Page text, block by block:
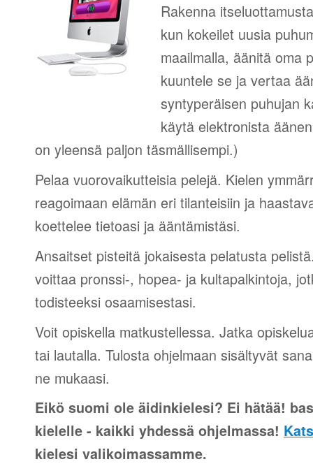
Rakenna
kun kokeilet uusia
maailmalla, äänitä oma
kuuntele se ja vertaa
syntyperäisen puhujan
käytä elektronista
on yleensä paljon täsmällisempi.)
Pelaa vuorovaikutteisia pelejä. Kielen
reagoimaan elämän eri tilanteisiin ja
koettelee tietoasi ja ääntämistäsi.
Ansaitset pisteitä jokaisesta pelatusta
voittaa pronssi-, hopea- ja kultapalkintoja,
todisteeksi osaamisestasi.
Voit opiskella matkustellessa. Jatka
tai lautalla. Tulosta ohjelmaan sisältyvät
ne mukaasi.
Eikö suomi ole äidinkielesi? Ei hätää!
kielelle - kaikki yhdessä ohjelmassa!
kielesi valikoimassamme.